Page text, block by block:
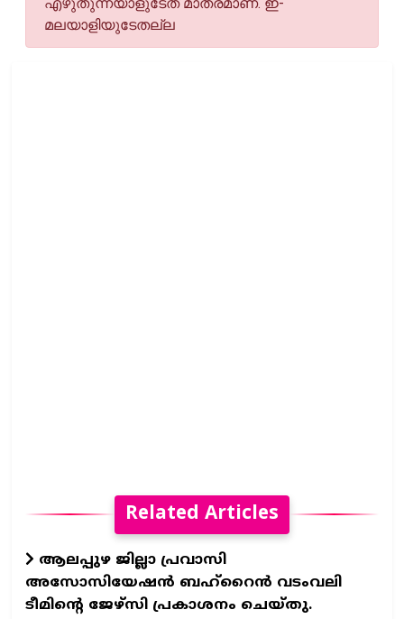
മലയാളിയുടേതല്ല
Related Articles
ആലപ്പുഴ ജില്ലാ പ്രവാസി
അസോസിയേഷന്‍ ബഹ്റൈന്‍ വടംവലി
ടീമിന്റെ ജേഴ്സി പ്രകാശനം ചെയ്തു.